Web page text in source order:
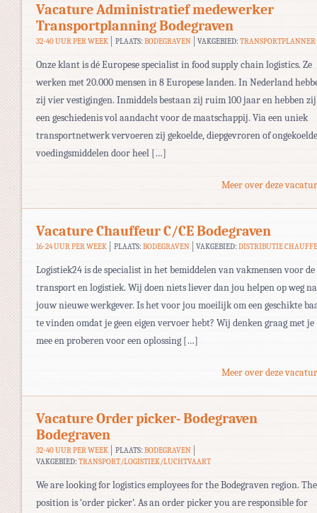
Vacature Administratief medewerker
Transportplanning Bodegraven
32-40 UUR PER WEEK PLAATS: BODEGRAVEN VAKGEBIED:TRANSPORTPLANNER
Onze klant is dé Europese specialist in food supply chain logistics. Ze
werken met 20.000 mensen in 8 Europese landen. In Nederland
zij vier vestigingen. Inmiddels bestaan zij ruim 100 jaar en hebben zij
een geschiedenis vol aandacht voor de maatschappij. Via een uniek
transportnetwerk vervoeren zij gekoelde, diepgevroren of ongekoelde
voedingsmiddelen door heel […]
Meer over deze
Vacature Chauffeur C/CE Bodegraven
16-24 UUR PER WEEK PLAATS: BODEGRAVEN VAKGEBIED:DISTRIBUTIE
Logistiek24 is de specialist in het bemiddelen van vakmensen voor de
transport en logistiek. Wij doen niets liever dan jou helpen op weg
jouw nieuwe werkgever. Is het voor jou moeilijk om een geschikte
te vinden omdat je geen eigen vervoer hebt? Wij denken graag met je
mee en proberen voor een oplossing […]
Meer over deze
Vacature Order picker- Bodegraven
Bodegraven
32-40 UUR PER WEEK PLAATS: BODEGRAVEN
VAKGEBIED: TRANSPORT/LOGISTIEK/LUCHTVAART
We are looking for logistics employees for the Bodegraven region. The
position is ‘order picker’. As an order picker you are responsible for